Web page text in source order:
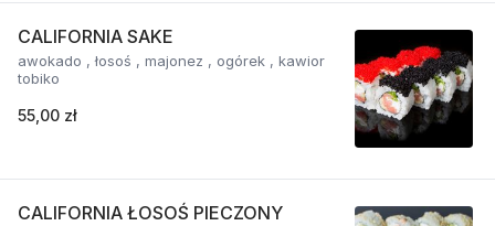
CALIFORNIA SAKE
awokado , łosoś , majonez , ogórek , kawior
tobiko
55,00 zł
CALIFORNIA ŁOSOŚ PIECZONY